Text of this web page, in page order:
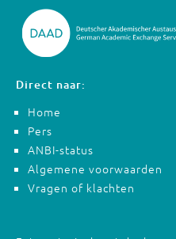
Direct naar:
Home
Pers
ANBI-status
Algemene voorwaarden
Vragen of klachten